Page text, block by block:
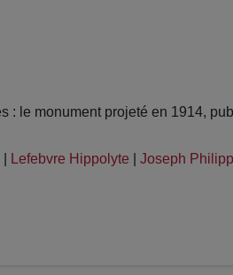
le monument projeté en 1914,
Lefebvre Hippolyte Joseph